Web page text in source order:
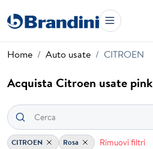
Home Auto usate CITROEN
Acquista Citroen usate pink
CITROEN Rosa Rimuovi filtri